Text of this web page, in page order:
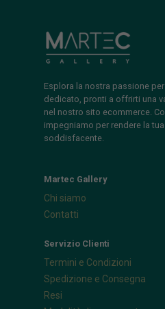
Esplora la nostra passione
dedicato, pronti a offrirti una
nel nostro sito ecommerce.
impegniamo per rendere la
soddisfacente.
Martec Gallery
Chi siamo
Contatti
Servizio Clienti
Termini e Condizioni
Spedizione e Consegna
Resi